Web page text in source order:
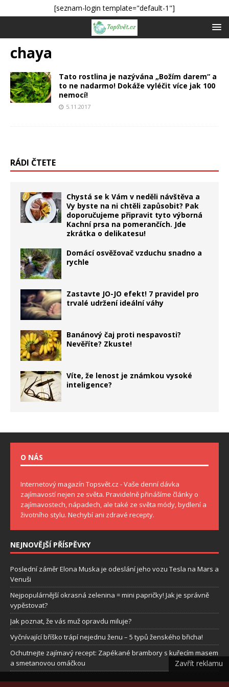
[seznam-login template="default-1"]
chaya
Tato rostlina je nazývána „Božím darem“ a
to ne nadarmo! Dokáže vyléčit více jak 100
nemocí!
5.11.2017
RÁDI ČTETE
Chystá se k Vám v neděli návštěva a
Vy byste na ni chtěli zapůsobit? Pak
doporučujeme připravit tyto výborná
Kachní prsa na pomerančích. Jde
zkrátka o delikatesu!
Domácí osvěžovač vzduchu snadno a
rychle
Zastavte JO-JO efekt! 7 pravidel pro
trvalé udržení ideální váhy
Banánový čaj proti nespavosti?
Nevěříte? Zkuste!
Víte, že lenost je známkou vysoké
inteligence?
O NÁS
Internetový magazín Topsvět.cz - Vaše denní dávka
zajímavostí nejen ze světa. Pravidelně přinášíme články o
zajímavostech, nápadech, ale také ze světa módy, bydlení a
životního stylu. Nechybí ani zdravé recepty.
NEJNOVĚJŠÍ PŘÍSPĚVKY
Poslední záměr Elona Muska je odeslání jeho vozu Tesla na Mars a
Venuši
Nejpopulárnější okrasná zelenina = mini papričky! Jak je správně
vypěstovat?
Jak poznat, že vás muž opravdu miluje?
Vyčnívající bříško trápí nejednu ženu – 5 typů ženského břicha!
Ochutnejte zajímavý recept: Zapékané brambory s kuřecím masem
a smetanovou omáčkou
Zavřít reklamu